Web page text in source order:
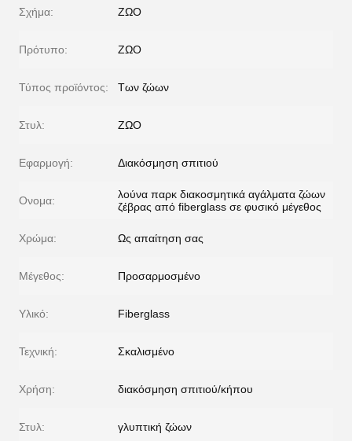
Σχήμα: ΖΩΟ
Πρότυπο: ΖΩΟ
Τύπος προϊόντος: Των ζώων
Στυλ: ΖΩΟ
Εφαρμογή: Διακόσμηση σπιτιού
Ονομα:
λούνα παρκ διακοσμητικά αγάλματα ζώων
ζέβρας από fiberglass σε φυσικό μέγεθος
Χρώμα: Ως απαίτηση σας
Μέγεθος: Προσαρμοσμένο
Υλικό: Fiberglass
Τεχνική: Σκαλισμένο
Χρήση: διακόσμηση σπιτιού/κήπου
Στυλ: γλυπτική ζώων